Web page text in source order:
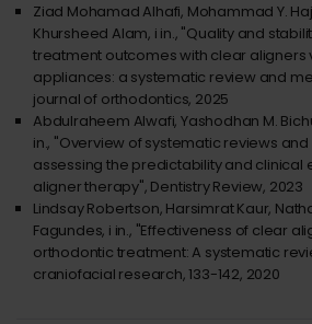
Ziad Mohamad Alhafi, Mohammad Y.
Khursheed Alam, i in., "Quality and
treatment outcomes with clear aligners
appliances: a systematic review and
journal of orthodontics, 2025
Abdulraheem Alwafi, Yashodhan M.
in., "Overview of systematic reviews
assessing the predictability and clinical
aligner therapy", Dentistry Review, 2023
Lindsay Robertson, Harsimrat Kaur,
Fagundes, i in., "Effectiveness of clear
orthodontic treatment: A systematic
craniofacial research, 133-142, 2020